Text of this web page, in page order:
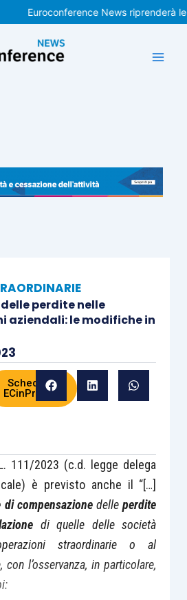
Euroconference News riprenderà le
perdite nelle
aziendali: le modifiche in
Scheda di
ECinPratica
111/2023 (c.d. legge delega
è previsto anche il “[…]
di compensazionedelleperdite
di quelle delle società
straordinarie o al
l’osservanza, in particolare,